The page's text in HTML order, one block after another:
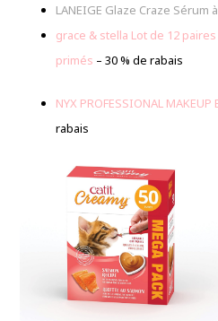
LANEIGE Glaze Craze Sérum
grace & stella Lot de 12
primés – 30 % de rabais
NYX PROFESSIONAL
rabais